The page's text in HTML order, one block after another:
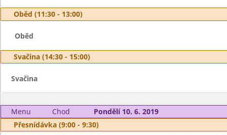
Oběd (11:30 - 13:00)
Oběd
Svačina (14:30 - 15:00)
Svačina
Menu Chod
Pondělí 10. 6. 2019
Přesnídávka (9:00 - 9:30)